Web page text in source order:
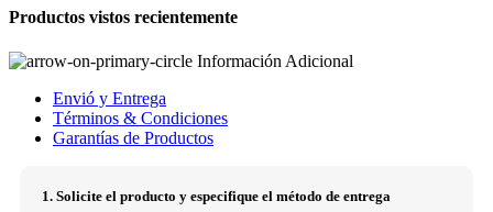
Productos vistos recientemente
Información Adicional
Envió y Entrega
Términos & Condiciones
Garantías de Productos
1. Solicite el producto y especifique el método de entrega